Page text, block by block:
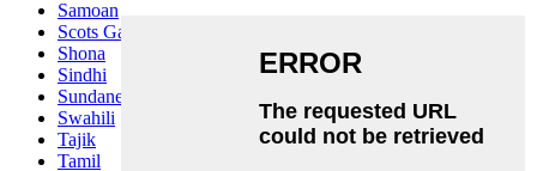
Samoan
Scots Gaelic
Shona
Sindhi
Sundanese
Swahili
Tajik
Tamil